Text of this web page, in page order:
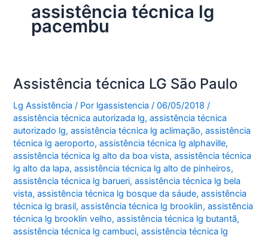
assistência técnica lg
pacembu
Assistência técnica LG São Paulo
Lg Assistência / Por lgassistencia/06/05/2018 /
assistência técnica autorizada lg,assistência técnica
autorizado lg,assistência técnica lg aclimação,assistência
técnica lg aeroporto,assistência técnica lg alphaville,
assistência técnica lg alto da boa vista,assistência técnica
lg alto da lapa,assistência técnica lg alto de pinheiros,
assistência técnica lg barueri,assistência técnica lg bela
vista,assistência técnica lg bosque da sáude,assistência
técnica lg brasil,assistência técnica lg brooklin,assistência
técnica lg brooklin velho,assistência técnica lg butantã,
assistência técnica lg cambuci,assistência técnica lg